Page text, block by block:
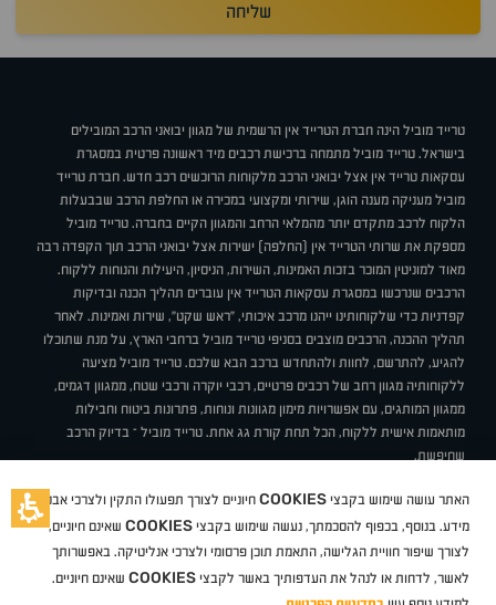
שליחה
טרייד מוביל הינה חברת הטרייד אין הרשמית של מגוון יבואני הרכב המובילים
בישראל. טרייד מוביל מתמחה ברכישת רכבים מיד ראשונה פרטית במסגרת
עסקאות טרייד אין אצל יבואני הרכב מלקוחות הרוכשים רכב חדש. חברת טרייד
מוביל מעניקה מענה הוגן, שירותי ומקצועי במכירה או החלפת הרכב שבבעלות
הלקוח לרכב מתקדם יותר מהמלאי הרחב והמגוון הקיים בחברה. טרייד מוביל
מספקת את שרותי הטרייד אין (החלפה) ישירות אצל יבואני הרכב תוך הקפדה רבה
מאוד למוניטין המוכר בזכות האמינות, השירות, הניסיון, היעילות והנוחות ללקוח.
הרכבים שנרכשו במסגרת עסקאות הטרייד אין עוברים תהליך הכנה ובדיקות
קפדניות כדי שלקוחותינו ייהנו מרכב איכותי, "ראש שקט", שירות ואמינות. לאחר
תהליך ההכנה, הרכבים מוצבים בסניפי טרייד מוביל ברחבי הארץ, על מנת שתוכלו
להגיע, להתרשם, לחוות ולהתחדש ברכב הבא שלכם. טרייד מוביל מציעה
ללקוחותיה מגוון רחב של רכבים פרטיים, רכבי יוקרה ורכבי שטח, ממגוון דגמים,
ממגוון המותגים, עם אפשרויות מימון מגוונות ונוחות, פתרונות ביטוח וחבילות
מותאמות אישית ללקוח, הכל תחת קורת גג אחת. טרייד מוביל – בדיוק הרכב
שחיפשת.
תקנוןBUY BACKמבצעיםמגזין טרייד מובילאיך זה עובד? דרושים
ניהול העדפות עוגיות
סיטרואן אופלפיג'וMG
Geelyמזדהבי ווי דיצ'רי טסלהניסאןטויוטהדאצ'יהפולקסווגןטסלה
האתר עושה שימוש בקבצי COOKIES חיוניים לצורך תפעולו התקין ולצרכי אבטחת
מידע. בנוסף, בכפוף להסכמתך, נעשה שימוש בקבצי COOKIES שאינם חיוניים,
לצורך שיפור חוויית הגלישה, התאמת תוכן פרסומי ולצרכי אנליטיקה. באפשרותך
לאשר, לדחות או לנהל את העדפותיך באשר לקבצי COOKIES שאינם חיוניים.